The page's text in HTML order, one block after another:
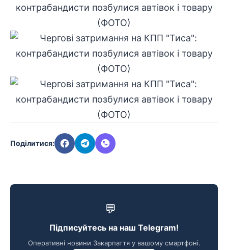
Поділитися:
💬
Підписуйтесь на наш Telegram!
Оперативні новини Закарпаття у вашому смартфоні.